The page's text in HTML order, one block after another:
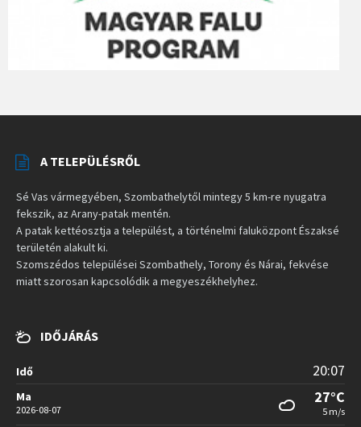
A TELEPÜLÉSRŐL
Sé Vas vármegyében, Szombathelytől mintegy 5 km-re nyugatra
fekszik, az Arany-patak mentén.
A patak kettéosztja a települést, a történelmi faluközpont Északsé
területén alakult ki.
Szomszédos települései Szombathely, Torony és Nárai, fekvése
miatt szorosan kapcsolódik a megyeszékhelyhez.
IDŐJÁRÁS
Idő 20:07
Ma
2026-08-07
27°C
5 m/s